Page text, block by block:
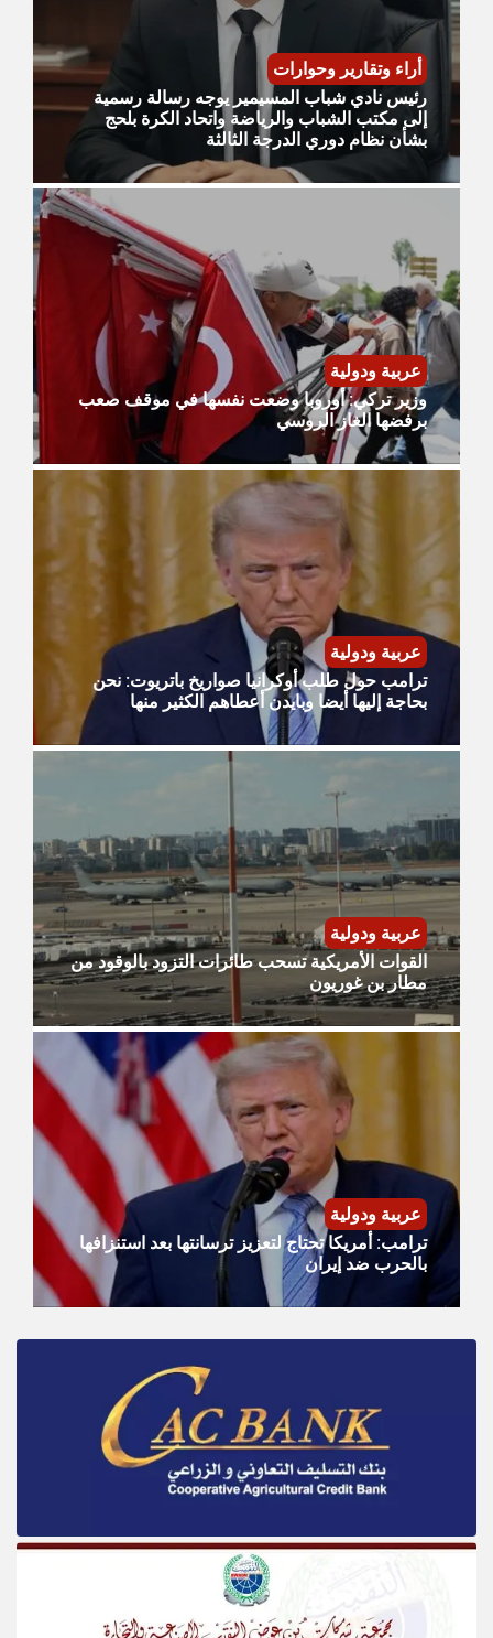
أراء وتقارير وحوارات
رئيس نادي شباب المسيمير يوجه رسالة رسمية
إلى مكتب الشباب والرياضة واتحاد الكرة بلحج
بشأن نظام دوري الدرجة الثالثة
عربية ودولية
وزير تركي: أوروبا وضعت نفسها في موقف صعب
برفضها الغاز الروسي
عربية ودولية
ترامب حول طلب أوكرانيا صواريخ باتريوت: نحن
بحاجة إليها أيضا وبايدن أعطاهم الكثير منها
عربية ودولية
القوات الأمريكية تسحب طائرات التزود بالوقود من
مطار بن غوريون
عربية ودولية
ترامب: أمريكا تحتاج لتعزيز ترسانتها بعد استنزافها
بالحرب ضد إيران